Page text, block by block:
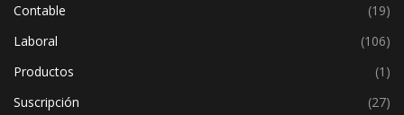
Contable
(19)
Laboral
(106)
Productos
(1)
Suscripción
(27)